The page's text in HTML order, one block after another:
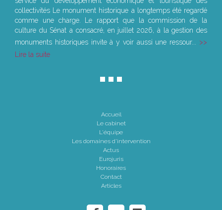
collectivités Le monument historique a longtemps été regardé
comme une charge. Le rapport que la commission de la
culture du Sénat a consacré, en juillet 2026, à la gestion des
monuments historiques invite à y voir aussi une ressour...
Lire la suite
Accueil
Le cabinet
L'équipe
Les domaines d'intervention
Actus
Eurojuris
Honoraires
Contact
Articles